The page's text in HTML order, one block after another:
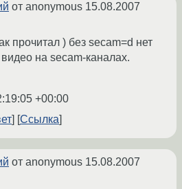
от anonymous 15.08.2007
прочитал ) без secam=d нет
на secam-каналах.
+00:00
Ссылка
от anonymous 15.08.2007